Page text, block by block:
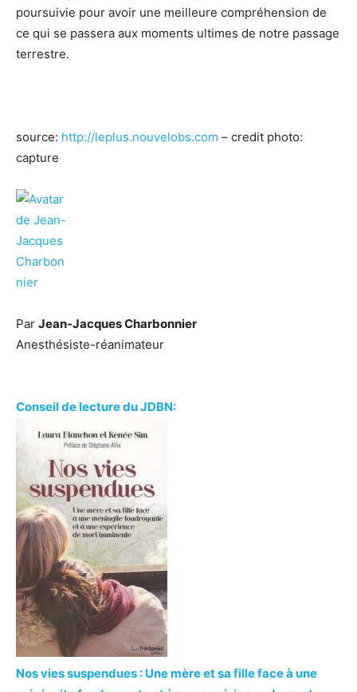
poursuivie pour avoir une meilleure compréhension de
ce qui se passera aux moments ultimes de notre passage
terrestre.
source: http://leplus.nouvelobs.com – credit photo:
capture
Par Jean-Jacques Charbonnier
Anesthésiste-réanimateur
Conseil de lecture du JDBN:
Nos vies suspendues : Une mère et sa fille face à une